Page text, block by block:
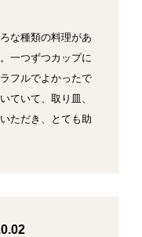
な種類の料理があ
一つずつカップに
フルでよかったで
ていて、取り皿、
ただき、とても助